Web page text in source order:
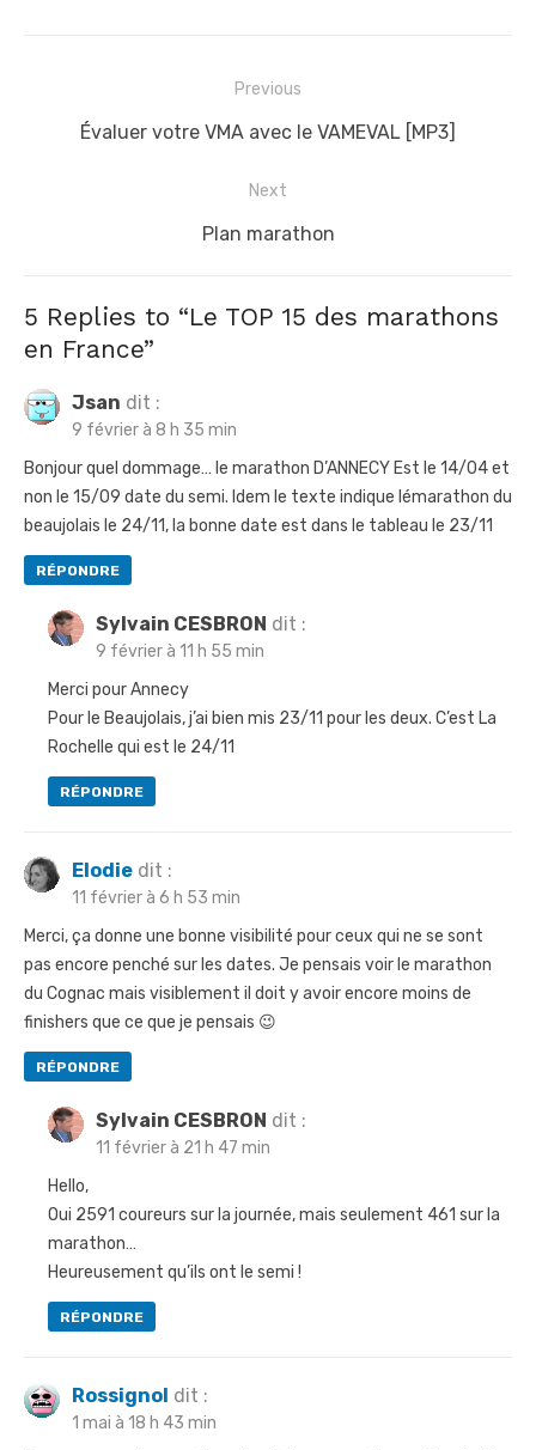
t
i
n
e
l
’
a
Previous
P
u
p
o
s
t
:
Évaluer votre VMA avec le VAMEVAL [MP3]
Next
N
s
t
:
Plan marathon
5 Replies to “Le TOP 15 des marathons
en France”
Jsan dit :
9 février à 8 h 35 min
Bonjour quel dommage… le marathon D’ANNECY Est le 14/04 et
non le 15/09 date du semi. Idem le texte indique lémarathon du
beaujolais le 24/11, la bonne date est dans le tableau le 23/11
RÉPONDRE
Sylvain CESBRON dit :
9 février à 11 h 55 min
Merci pour Annecy
Pour le Beaujolais, j’ai bien mis 23/11 pour les deux. C’est La
Rochelle qui est le 24/11
RÉPONDRE
Elodie dit :
11 février à 6 h 53 min
Merci, ça donne une bonne visibilité pour ceux qui ne se sont
pas encore penché sur les dates. Je pensais voir le marathon
du Cognac mais visiblement il doit y avoir encore moins de
finishers que ce que je pensais 😉
RÉPONDRE
Sylvain CESBRON dit :
11 février à 21 h 47 min
Hello,
Oui 2591 coureurs sur la journée, mais seulement 461 sur la
marathon…
Heureusement qu’ils ont le semi !
RÉPONDRE
Rossignol dit :
1 mai à 18 h 43 min